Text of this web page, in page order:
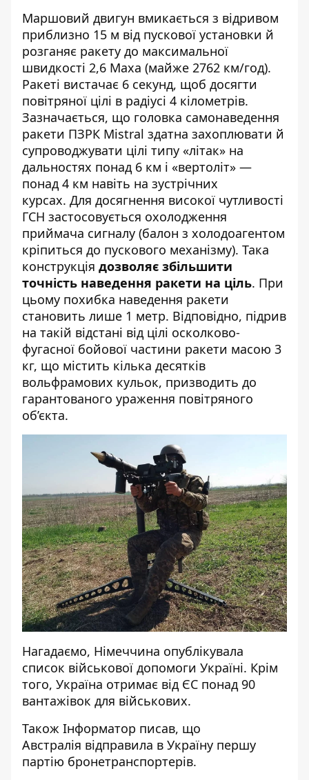
Маршовий двигун вмикається з відривом
приблизно 15 м від пускової установки й
розганяє ракету до максимальної
швидкості 2,6 Маха (майже 2762 км/год).
Ракеті вистачає 6 секунд, щоб досягти
повітряної цілі в радіусі 4 кілометрів.
Зазначається, що головка самонаведення
ракети ПЗРК Mistral здатна захоплювати й
супроводжувати цілі типу «літак» на
дальностях понад 6 км і «вертоліт» —
понад 4 км навіть на зустрічних
курсах. Для досягнення високої чутливості
ГСН застосовується охолодження
приймача сигналу (балон з холодоагентом
кріпиться до пускового механізму). Така
конструкція дозволяє збільшити
точність наведення ракети на ціль. При
цьому похибка наведення ракети
становить лише 1 метр. Відповідно, підрив
на такій відстані від цілі осколково-
фугасної бойової частини ракети масою 3
кг, що містить кілька десятків
вольфрамових кульок, призводить до
гарантованого ураження повітряного
об’єкта.
Нагадаємо, Німеччина опублікувала
список військової допомоги Україні. Крім
того, Україна отримає від ЄС понад 90
вантажівок для військових.
Також Інформатор писав, що
Австралія відправила в Україну першу
партію бронетранспортерів.